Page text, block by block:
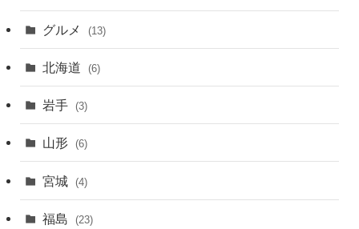
グルメ (13)
北海道 (6)
岩手 (3)
山形 (6)
宮城 (4)
福島 (23)